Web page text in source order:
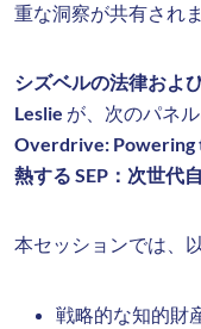
重な洞察が共有されま
シズベルの法律およ
Leslie が、次のパネ
Overdrive: Powering
熱する SEP：次世代
本セッションでは、
戦略的な知的財